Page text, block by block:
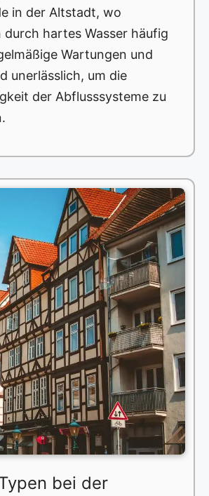
in der Altstadt, wo
durch hartes Wasser häufig
Wartungen und
unerlässlich, um die
der Abflusssysteme zu
bei der